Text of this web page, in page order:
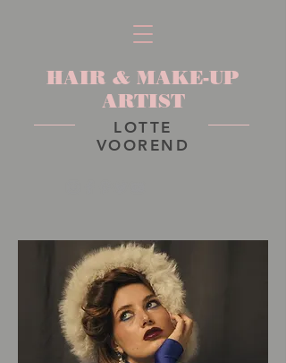
LOTTE
VOOREND
HAIR & MAKE-UP
ARTIST